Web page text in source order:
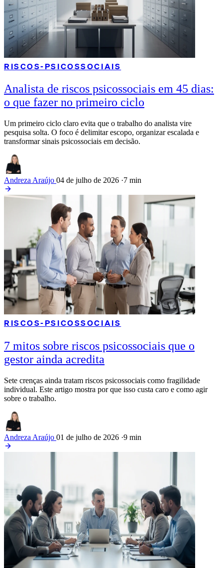
RISCOS-PSICOSSOCIAIS
Analista de riscos psicossociais em 45 dias:
o que fazer no primeiro ciclo
Um primeiro ciclo claro evita que o trabalho do analista vire
pesquisa solta. O foco é delimitar escopo, organizar escalada e
transformar sinais psicossociais em decisão.
Andreza Araújo 04 de julho de 2026 ·7 min
RISCOS-PSICOSSOCIAIS
7 mitos sobre riscos psicossociais que o
gestor ainda acredita
Sete crenças ainda tratam riscos psicossociais como fragilidade
individual. Este artigo mostra por que isso custa caro e como agir
sobre o trabalho.
Andreza Araújo 01 de julho de 2026 ·9 min